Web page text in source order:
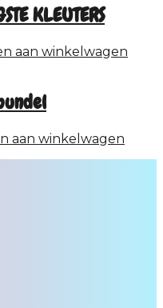
KLEUTERS
aan winkelwagen
aan winkelwagen